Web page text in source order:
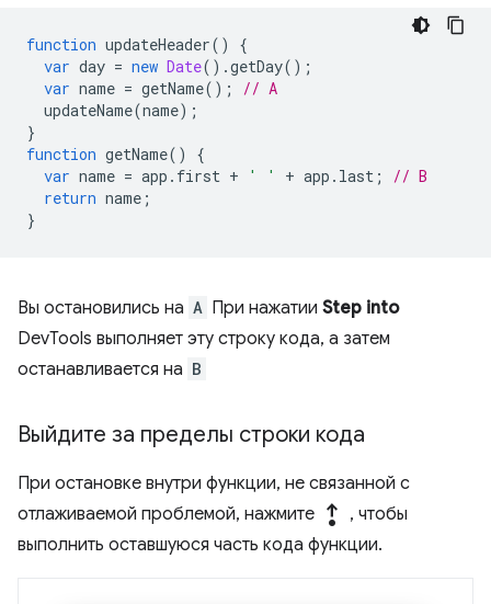
function updateHeader()
{
var day = new Date().getDay();
var name = getName();
// A
updateName(name);
}
function getName()
{
var name = app . first + ' ' + app . last ;
// B
return name ;
}
Вы остановились на A При нажатии Step into
DevTools выполняет эту строку кода, а затем
останавливается на B
Выйдите за пределы строки кода
При остановке внутри функции, не связанной с
отлаживаемой проблемой, нажмите step_out , чтобы
выполнить оставшуюся часть кода функции.